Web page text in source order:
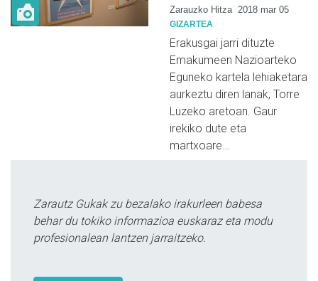
Zarauzko Hitza 2018 mar 05
GIZARTEA
Erakusgai jarri dituzte
Emakumeen Nazioarteko
Eguneko kartela lehiaketara
aurkeztu diren lanak, Torre
Luzeko aretoan. Gaur
irekiko dute eta
martxoare…
Zarautz Gukak zu bezalako irakurleen babesa
behar du tokiko informazioa euskaraz eta modu
profesionalean lantzen jarraitzeko.